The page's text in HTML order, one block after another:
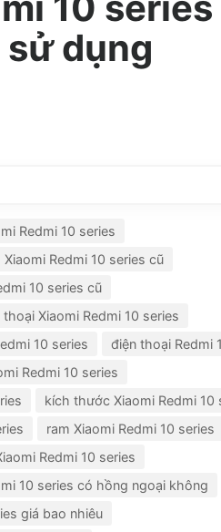
dụng
Redmi 10 series
Redmi 10 series cũ
10 series cũ
Xiaomi Redmi 10 series
10 series
điện thoại Redmi
Redmi 10 series
kích thước Xiaomi Redmi 10
ram Xiaomi Redmi 10 series
Redmi 10 series
10 series có hồng ngoại không
giá bao nhiêu